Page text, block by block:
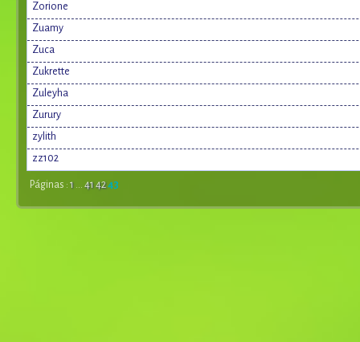
Zorione
Zuamy
Zuca
Zukrette
Zuleyha
Zurury
zylith
zz102
Páginas : 1 ... 41 4243